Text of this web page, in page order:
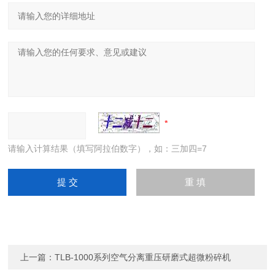
请输入计算结果（填写阿拉伯数字），如：三加四=7
上一篇：TLB-1000系列空气分离重压研磨式超微粉碎机